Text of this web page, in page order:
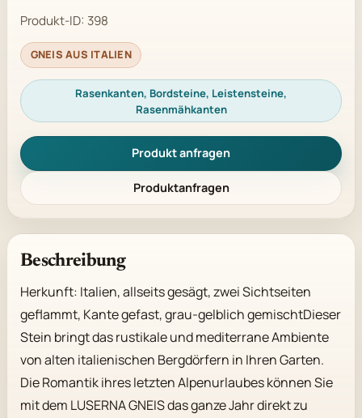
Produkt-ID: 398
GNEIS AUS ITALIEN
Rasenkanten, Bordsteine, Leistensteine,
Rasenmähkanten
Produkt anfragen
Produktanfragen
Beschreibung
Herkunft: Italien, allseits gesägt, zwei Sichtseiten
geflammt, Kante gefast, grau-gelblich gemischtDieser
Stein bringt das rustikale und mediterrane Ambiente
von alten italienischen Bergdörfern in Ihren Garten.
Die Romantik ihres letzten Alpenurlaubes können Sie
mit dem LUSERNA GNEIS das ganze Jahr direkt zu